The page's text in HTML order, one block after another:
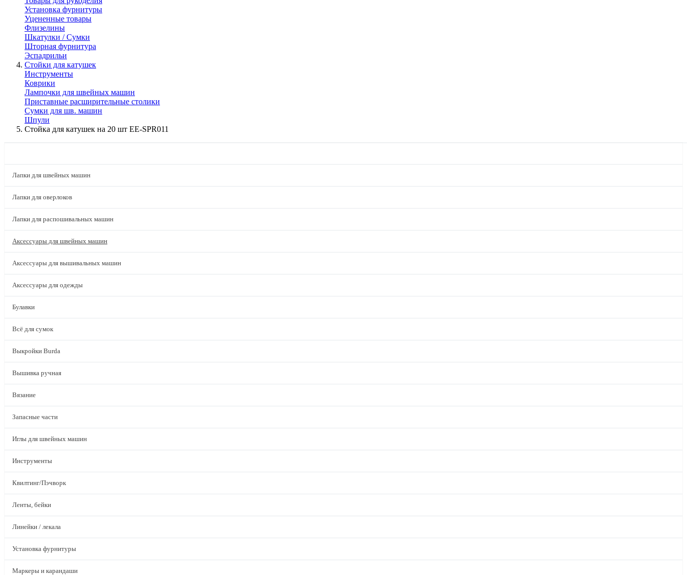
Установка фурнитуры
Уцененные товары
Флизелины
Шкатулки / Сумки
Шторная фурнитура
Эспадрильи
Стойки для катушек
Инструменты
Коврики
Лампочки для швейных машин
Приставные расширительные столики
Сумки для шв. машин
Шпули
Стойка для катушек на 20 шт EE-SPR011
Лапки для швейных машин
Лапки для оверлоков
Лапки для распошивальных машин
Аксессуары для швейных машин
Аксессуары для вышивальных машин
Аксессуары для одежды
Булавки
Всё для сумок
Выкройки Burda
Вышивка ручная
Вязание
Запасные части
Иглы для швейных машин
Инструменты
Квилтинг/Пэчворк
Ленты, бейки
Линейки / лекала
Установка фурнитуры
Маркеры и карандаши